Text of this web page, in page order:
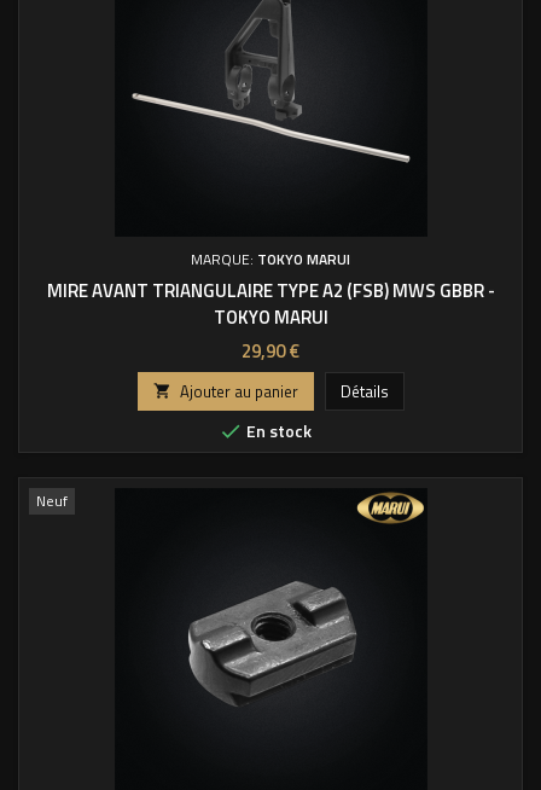
MARQUE: TOKYO MARUI
MIRE AVANT TRIANGULAIRE TYPE A2 (FSB) MWS GBBR -
TOKYO MARUI
Prix
29,90 €
 Ajouter au panier
Détails
 En stock
Neuf